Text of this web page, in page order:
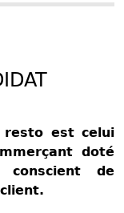
resto est celui
doté
de